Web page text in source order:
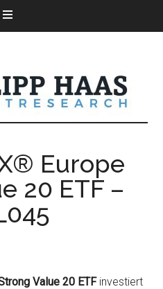
Europe
20 ETF –
Value 20 ETFinvestiert